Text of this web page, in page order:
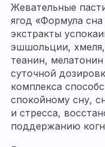
Жевательные
ягод «Формула
экстракты
эшшольции,
теанин,
суточной
комплекса
спокойному сну,
и стресса,
поддержанию